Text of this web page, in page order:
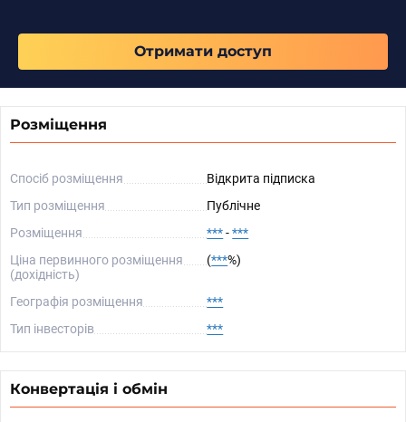
Отримати доступ
Розміщення
Спосіб розміщення
Відкрита підписка
Тип розміщення
Публічне
Розміщення
***-***
Ціна первинного розміщення
(дохідність)
(***%)
Географія розміщення
***
Тип інвесторів
***
Конвертація і обмін